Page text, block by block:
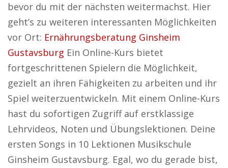
bevor du mit der nächsten weitermachst. Hier
geht’s zu weiteren interessanten Möglichkeiten
vor Ort: Ernährungsberatung Ginsheim
Gustavsburg Ein Online-Kurs bietet
fortgeschrittenen Spielern die Möglichkeit,
gezielt an ihren Fähigkeiten zu arbeiten und ihr
Spiel weiterzuentwickeln. Mit einem Online-Kurs
hast du sofortigen Zugriff auf erstklassige
Lehrvideos, Noten und Übungslektionen. Deine
ersten Songs in 10 Lektionen Musikschule
Ginsheim Gustavsburg. Egal, wo du gerade bist,